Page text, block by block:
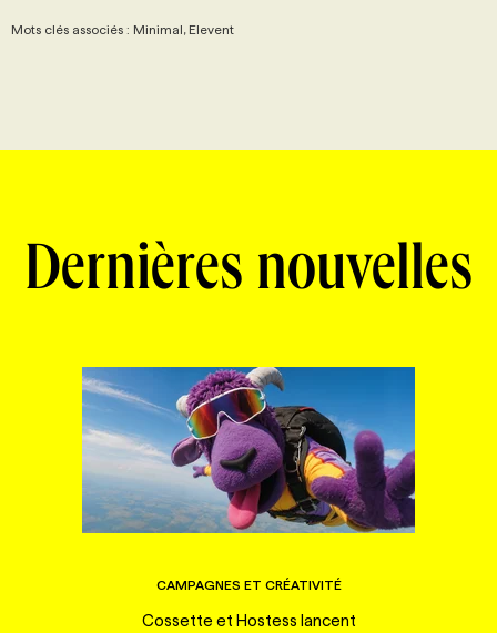
Mots clés associés : Minimal, Elevent
Dernières nouvelles
CAMPAGNES ET CRÉATIVITÉ
Cossette et Hostess lancent